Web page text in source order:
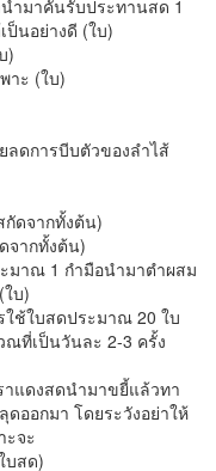
ำมาคั้นรับประทานสด 1
ป็นอย่างดี (ใบ)
)
าะ (ใบ)
ลดการบีบตัวของลำไส้
กัดจากทั้งต้น)
จากทั้งต้น)
มาณ 1 กำมือนำมาตำผสม
บ)
ใช้ใบสดประมาณ 20 ใบ
ที่เป็นวันละ 2-3 ครั้ง
าแดงสดนำมาขยี้แล้วทา
ออกมา โดยระวังอย่าให้
ะจะ
บสด)